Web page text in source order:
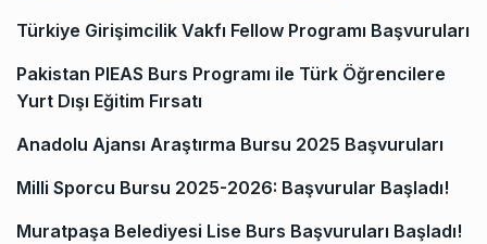
Türkiye Girişimcilik Vakfı Fellow Programı Başvuruları
Pakistan PIEAS Burs Programı ile Türk Öğrencilere
Yurt Dışı Eğitim Fırsatı
Anadolu Ajansı Araştırma Bursu 2025 Başvuruları
Milli Sporcu Bursu 2025-2026: Başvurular Başladı!
Muratpaşa Belediyesi Lise Burs Başvuruları Başladı!